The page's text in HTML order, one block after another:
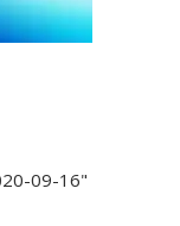
09-16"